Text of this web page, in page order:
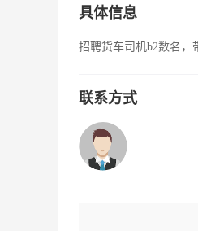
具体信息
招聘货车司机b2数名，
联系方式